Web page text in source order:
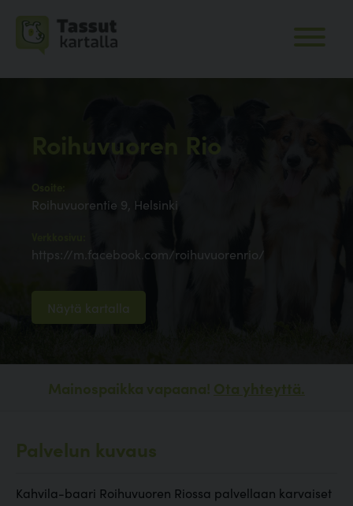
Roihuvuoren Rio
Osoite:
Roihuvuorentie 9, Helsinki
https://m.facebook.com/roihuvuorenrio/
Näytä kartalla
Mainospaikka vapaana! Ota yhteyttä.
Palvelun kuvaus
Kahvila-baari Roihuvuoren Riossa palvellaan karvaiset